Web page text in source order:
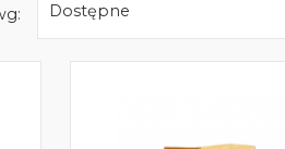
Dostępne